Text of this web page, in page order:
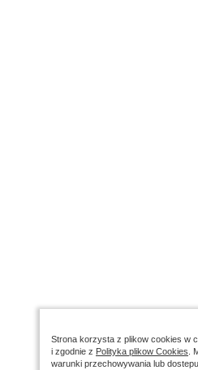
Strona korzysta z plikow cookies w
i zgodnie z Polityka plikow Cookies .
warunki przechowywania lub